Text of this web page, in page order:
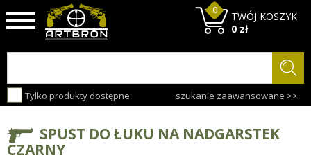
Tylko produkty dostępne szukanie zaawansowane >>
TWÓJ KOSZYK
0
0 zł
SPUST DO ŁUKU NA NADGARSTEK
CZARNY